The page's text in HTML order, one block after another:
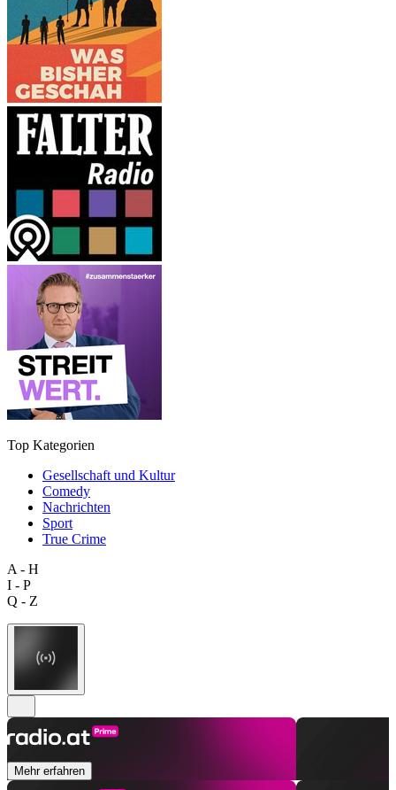
Top Kategorien
Gesellschaft und Kultur
Comedy
Nachrichten
Sport
True Crime
A - H
I - P
Q - Z
Mehr erfahren